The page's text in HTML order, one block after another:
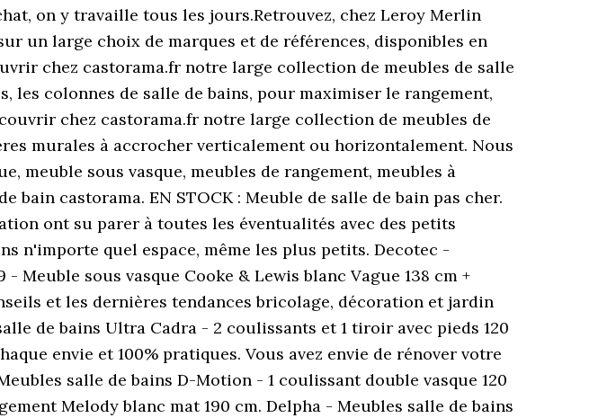
on y travaille tous les jours.Retrouvez, chez Leroy Merlin
un large choix de marques et de références, disponibles en
chez castorama.fr notre large collection de meubles de salle
les colonnes de salle de bains, pour maximiser le rangement,
chez castorama.fr notre large collection de meubles de
murales à accrocher verticalement ou horizontalement. Nous
meuble sous vasque, meubles de rangement, meubles à
bain castorama. EN STOCK : Meuble de salle de bain pas cher.
ont su parer à toutes les éventualités avec des petits
n'importe quel espace, même les plus petits. Decotec -
- Meuble sous vasque Cooke & Lewis blanc Vague 138 cm +
et les dernières tendances bricolage, décoration et jardin
de bains Ultra Cadra - 2 coulissants et 1 tiroir avec pieds 120
envie et 100% pratiques. Vous avez envie de rénover votre
salle de bains D-Motion - 1 coulissant double vasque 120
Melody blanc mat 190 cm. Delpha - Meubles salle de bains